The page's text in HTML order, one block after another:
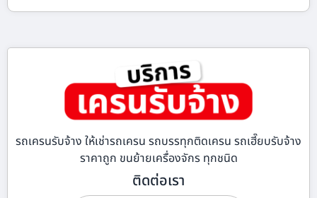
รถเครนรับจ้าง ให้เช่ารถเครน รถบรรทุกติดเครน รถเฮี๊ยบรับจ้าง
ราคาถูก ขนย้ายเครื่องจักร ทุกชนิด
ติดต่อเรา